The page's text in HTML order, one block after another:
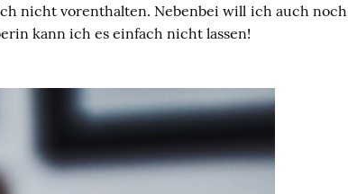
nicht vorenthalten. Nebenbei will ich auch noch
kann ich es einfach nicht lassen!